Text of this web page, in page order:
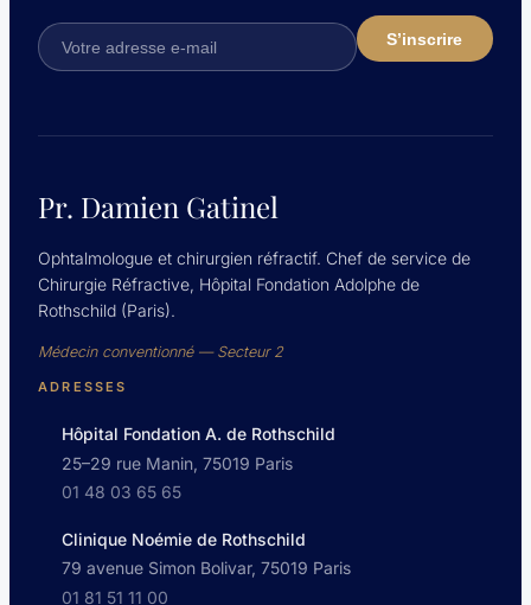
Pr. Damien Gatinel
Ophtalmologue et chirurgien réfractif. Chef de service de
Chirurgie Réfractive, Hôpital Fondation Adolphe de
Rothschild (Paris).
Médecin conventionné — Secteur 2
ADRESSES
Hôpital Fondation A. de Rothschild
25–29 rue Manin, 75019 Paris
01 48 03 65 65
Clinique Noémie de Rothschild
79 avenue Simon Bolivar, 75019 Paris
01 81 51 11 00